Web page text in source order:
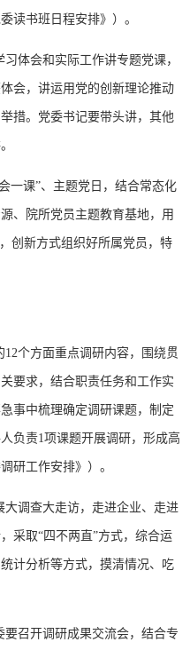
读书班日程安排》）。
体会和实际工作讲专题党课，
会，讲运用党的创新理论推动
措。党委书记要带头讲，其他
一课”、主题党日，结合常态化
、院所党员主题教育基地，用
创新方式组织好所属党员，特
个方面重点调研内容，围绕贯
要求，结合职责任务和工作实
事中梳理确定调研课题，制定
负责1项课题开展调研，形成高
研工作安排》）。
大调查大走访，走进企业、走进
采取“四不两直”方式，综合运
计分析等方式，摸清情况、吃
要召开调研成果交流会，结合专